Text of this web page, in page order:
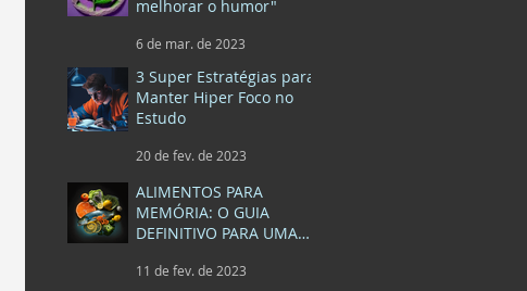
melhorar o humor"
6 de mar. de 2023
3 Super Estratégias para
Manter Hiper Foco no
Estudo
20 de fev. de 2023
ALIMENTOS PARA
MEMÓRIA: O GUIA
DEFINITIVO PARA UMA
11 de fev. de 2023